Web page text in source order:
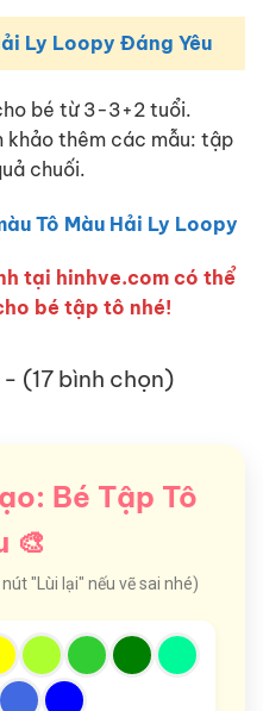
Ly Loopy Đáng Yêu
bé từ 3-3+2 tuổi.
khảo thêm các mẫu: tập
chuối.
Tô Màu Hải Ly Loopy
tại hinhve.com có thể
bé tập tô nhé!
(17 bình chọn)
Bé Tập Tô
🎨
"Lùi lại" nếu vẽ sai nhé)